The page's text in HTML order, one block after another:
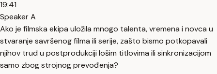
19:41
Speaker A
Ako je filmska ekipa uložila mnogo talenta, vremena i novca u
stvaranje savršenog filma ili serije, zašto bismo potkopavali
njihov trud u postprodukciji lošim titlovima ili sinkronizacijom
samo zbog strojnog prevođenja?